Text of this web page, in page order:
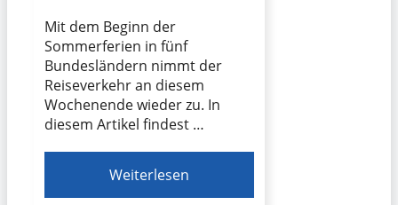
Mit dem Beginn der
Sommerferien in fünf
Bundesländern nimmt der
Reiseverkehr an diesem
Wochenende wieder zu. In
diesem Artikel findest …
Weiterlesen